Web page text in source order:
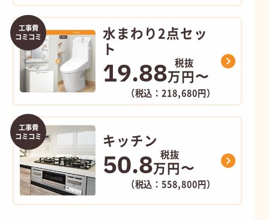
工事費
コミコミ
水まわり2点セッ
ト
19.88万円〜
（税込：218,680円）
工事費
コミコミ
キッチン
50.8万円〜
（税込：558,800円）